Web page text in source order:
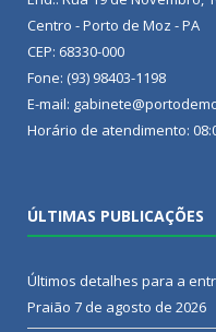
Centro - Porto de Moz - PA
CEP: 68330-000
Fone: (93) 98403-1198
E-mail:
Horário de atendimento:
ÚLTIMAS PUBLICAÇÕES
Últimos detalhes para a
Praião 7 de agosto de 2026